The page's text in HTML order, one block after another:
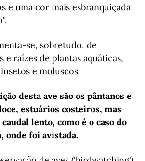
e uma cor mais esbranquiçada
se, sobretudo, de
e raízes de plantas aquáticas,
e moluscos.
desta ave são os pântanos e
estuários costeiros, mas
lento, como é o caso do
onde foi avistada.